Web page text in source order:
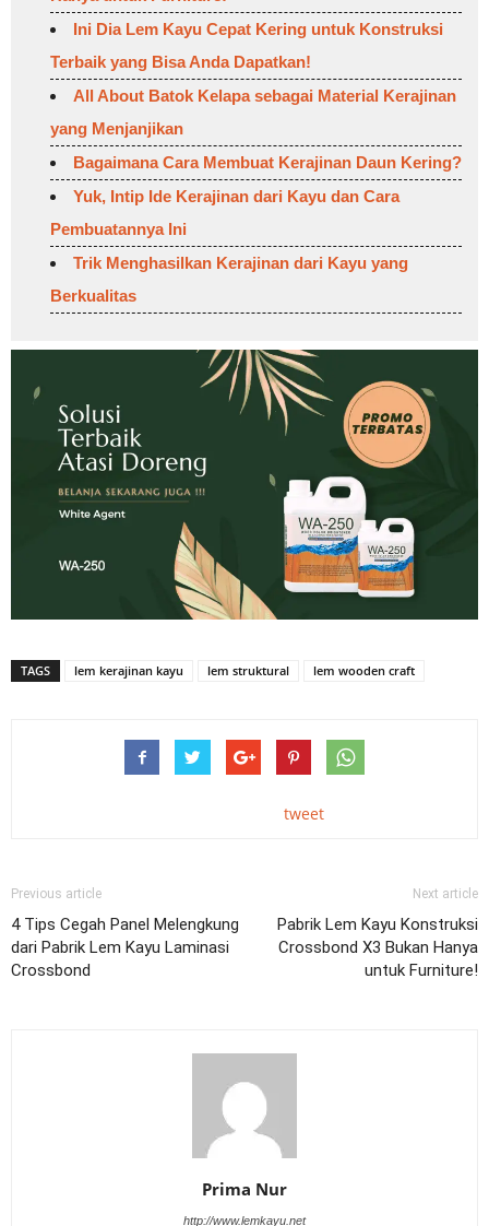
Ini Dia Lem Kayu Cepat Kering untuk Konstruksi
Terbaik yang Bisa Anda Dapatkan!
All About Batok Kelapa sebagai Material Kerajinan
yang Menjanjikan
Bagaimana Cara Membuat Kerajinan Daun Kering?
Yuk, Intip Ide Kerajinan dari Kayu dan Cara
Pembuatannya Ini
Trik Menghasilkan Kerajinan dari Kayu yang
Berkualitas
TAGS lem kerajinan kayu lem struktural lem wooden craft
tweet
Previous article
4 Tips Cegah Panel Melengkung
dari Pabrik Lem Kayu Laminasi
Crossbond
Next article
Pabrik Lem Kayu Konstruksi
Crossbond X3 Bukan Hanya
untuk Furniture!
Prima Nur
http://www.lemkayu.net